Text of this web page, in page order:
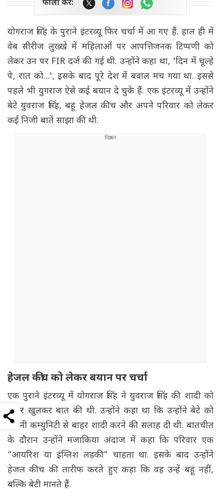
फॉलो करें:
योगराज सिंह के पुराने इंटरव्यू फिर चर्चा में आ गए हैं. हाल ही में
वेब सीरीज लुख्खे में महिलाओं पर आपत्तिजनक टिप्पणी को
लेकर उन पर FIR दर्ज की गई थी. उन्होंने कहा था, 'दिन में चूल्हे
पे, रात को...', इसके बाद पूरे देश में बवाल मच गया था. इससे
पहले भी युगराज ऐसे कई बयान दे चुके हैं. एक इंटरव्यू में उन्होंने
बेटे युवराज सिंह, बहू हेजल कीच और अपने परिवार को लेकर
कई निजी बातें साझा की थी.
हेजल कीच को लेकर बयान पर चर्चा
एक पुराने इंटरव्यू में योगराज सिंह ने युवराज सिंह की शादी को
लेकर खुलकर बात की थी. उन्होंने कहा था कि उन्होंने बेटे को
अपनी कम्युनिटी से बाहर शादी करने की सलाह दी थी. बातचीत
के दौरान उन्होंने मजाकिया अंदाज में कहा कि परिवार एक
“आयरिश या इंग्लिश लड़की” चाहता था. इसके बाद उन्होंने
हेजल कीच की तारीफ करते हुए कहा कि वह उन्हें बहू नहीं,
बल्कि बेटी मानते हैं.